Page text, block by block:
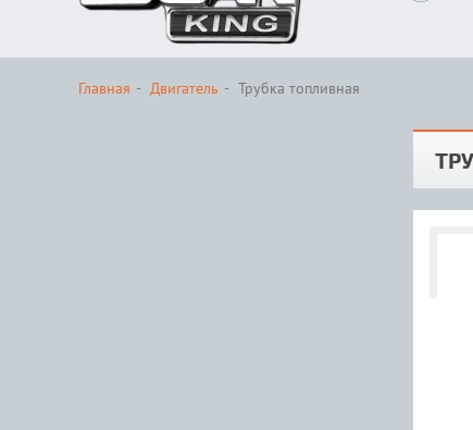
Главная Двигатель Трубка топливная